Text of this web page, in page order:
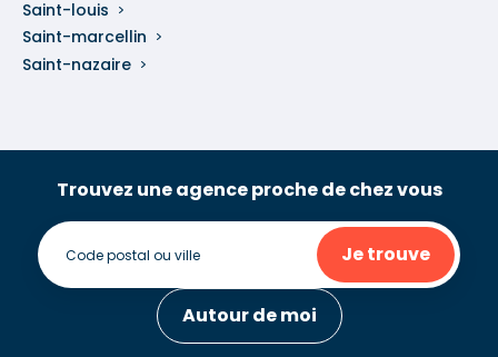
Saint-louis
Saint-marcellin
Saint-nazaire
Trouvez une agence proche de chez vous
Je trouve
Autour de moi